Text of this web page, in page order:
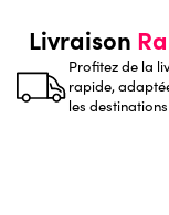
Livraison
Profitez de la
rapide,
les destinations